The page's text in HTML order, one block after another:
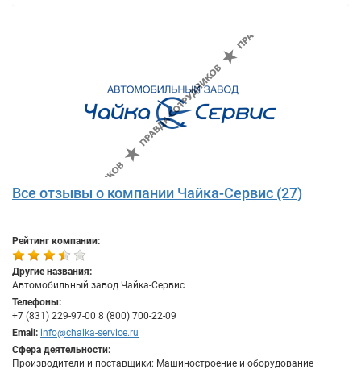
Все отзывы о компании Чайка-Сервис (27)
Рейтинг компании:
Другие названия:
Автомобильный завод Чайка-Сервис
Телефоны:
+7 (831) 229-97-00 8 (800) 700-22-09
Email: info@chaika-service.ru
Сфера деятельности:
Производители и поставщики: Машиностроение и оборудование